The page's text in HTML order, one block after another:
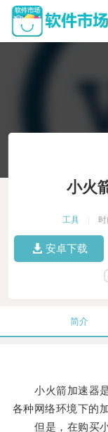
小火
工具
安卓下载
简介
小火箭加速器是
各种网络环境下的
但是，在购买小